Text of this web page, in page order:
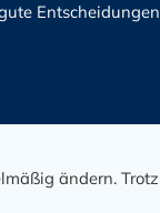
ändern.